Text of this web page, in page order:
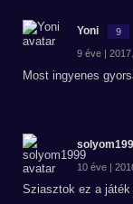
Yoni 9
9 éve |
Most ingyenes
10 éve |
Sziasztok ez a